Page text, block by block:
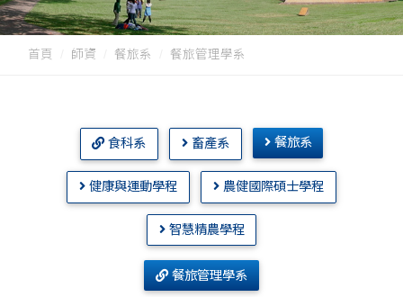
首頁 師資 餐旅系 餐旅管理學系
食科系 畜產系 餐旅系
健康與運動學程 農健國際碩士學程
智慧精農學程
餐旅管理學系